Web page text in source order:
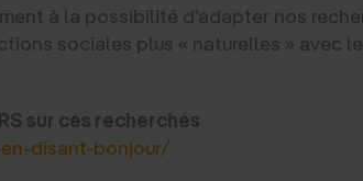
à la possibilité d’adapter nos
sociales plus « naturelles » avec
sur ces recherches
disant-bonjour/